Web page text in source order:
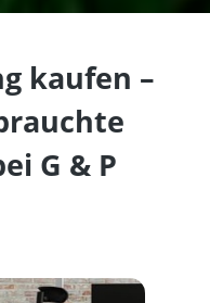
kaufen –
G & P